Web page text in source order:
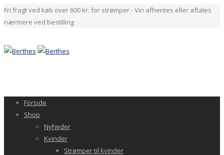
Fri fragt ved køb over 600 kr. for strømper - Vin afhentes eller aftales
nærmere ved bestilling
Forside
Shop
Nyheder
Kvinder
Strømper til kvinder